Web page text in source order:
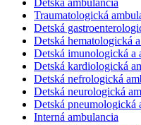
Traumatologická
Detská
Detská hematologická
Detská imunologická a
Detská kardiologická
Detská nefrologická
Detská neurologická
Detská pneumologická
Interná ambulancia